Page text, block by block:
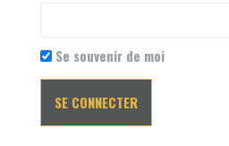
Se souvenir de moi